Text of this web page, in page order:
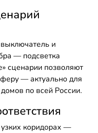
и
— подсветка
сценарии позволяют
— актуально для
по всей России.
коридорах —